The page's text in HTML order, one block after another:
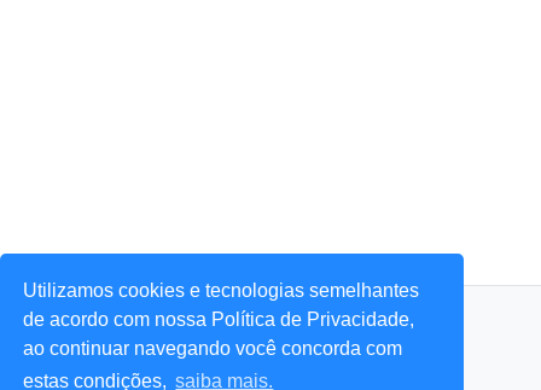
Utilizamos cookies e tecnologias semelhantes
de acordo com nossa Política de Privacidade,
ao continuar navegando você concorda com
estas condições, saiba mais.
© 2026 Portal Agora Sim! — Todos os direitos reservados.